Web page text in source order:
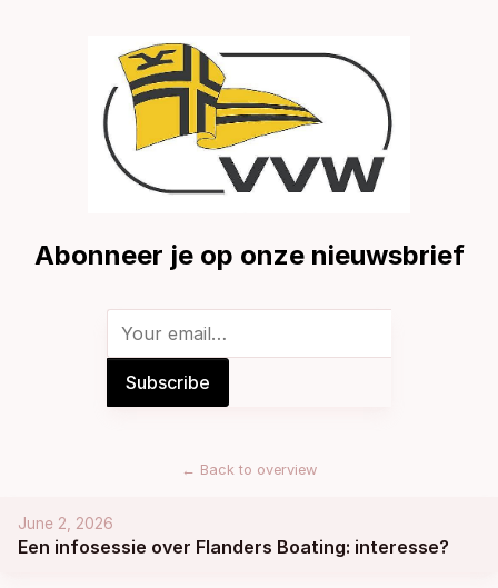
Abonneer je op onze nieuwsbrief
← Back to overview
June 2, 2026
Een infosessie over Flanders Boating: interesse?